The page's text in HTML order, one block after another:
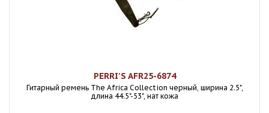
PERRI'S AFR25-6874
Гитарный ремень The Africa Collection черный, ширина 2.5",
длина 44.5"-53", нат кожа